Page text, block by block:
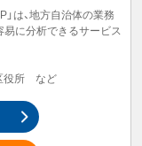
は、地方自治体の業務
に分析できるサービス
役所 など